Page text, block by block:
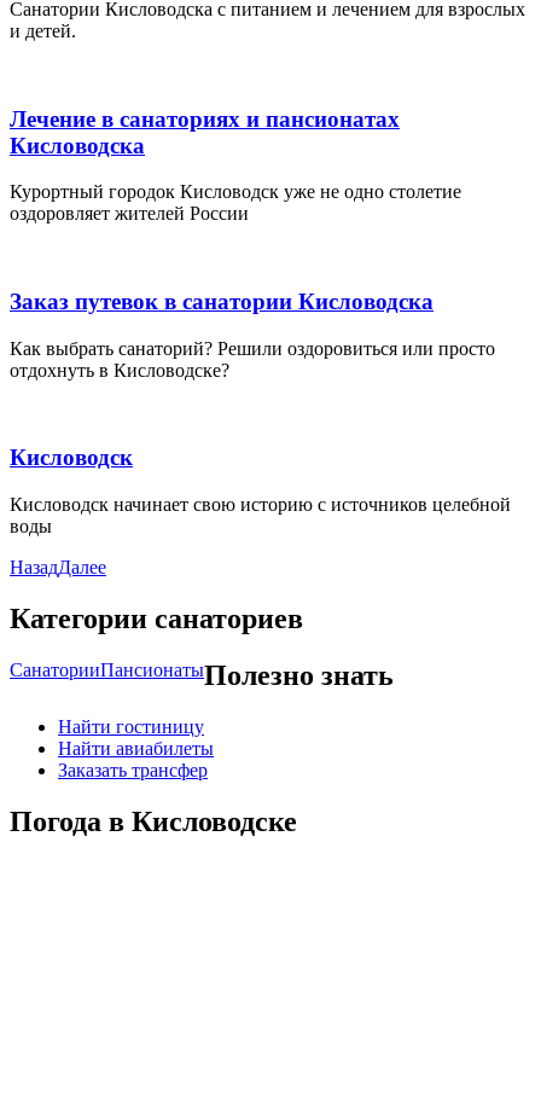
Санатории Кисловодска с питанием и лечением для взрослых
и детей.
Лечение в санаториях и пансионатах
Кисловодска
Курортный городок Кисловодск уже не одно столетие
оздоровляет жителей России
Заказ путевок в санатории Кисловодска
Как выбрать санаторий? Решили оздоровиться или просто
отдохнуть в Кисловодске?
Кисловодск
Кисловодск начинает свою историю с источников целебной
воды
НазадДалее
Категории санаториев
СанаторииПансионатыПолезно знать
Найти гостиницу
Найти авиабилеты
Заказать трансфер
Погода в Кисловодске